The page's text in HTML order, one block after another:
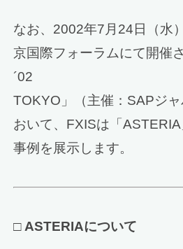
なお、2002年7月24日（水
京国際フォーラムにて開催
´02
TOKYO」（主催：SAPジ
おいて、FXISは「
事例を展示します。
□ASTERIAについて